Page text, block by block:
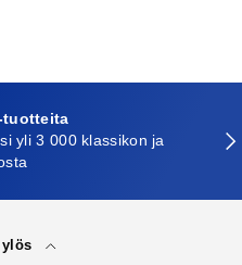
tuotteita
yli 3 000 klassikon ja
ylös